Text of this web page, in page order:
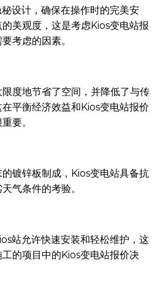
设计，确保在操作时的完美安
美观度，这是考虑Kios变电站报
考虑的因素。
度地节省了空间，并降低了与传
平衡经济效益和Kios变电站报价
要。
镀锌板制成，Kios变电站具备抗
气条件的考验。
站允许快速安装和轻松维护，这
的项目中的Kios变电站报价决